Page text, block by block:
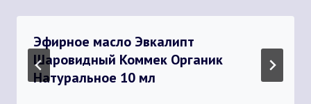
Эфирное масло Эвкалипт
Шаровидный Коммек Органик
Натуральное 10 мл